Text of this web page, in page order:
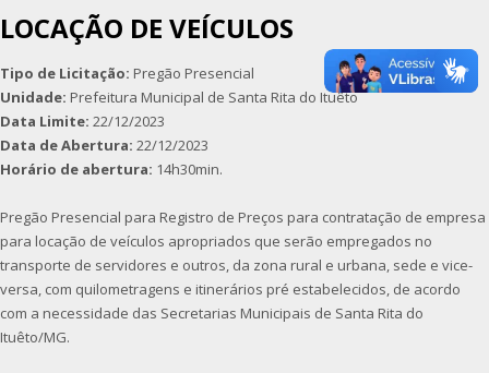
LOCAÇÃO DE VEÍCULOS
Tipo de Licitação: Pregão Presencial
Unidade: Prefeitura Municipal de Santa Rita do Ituêto
Data Limite: 22/12/2023
Data de Abertura: 22/12/2023
Horário de abertura: 14h30min.
Pregão Presencial para Registro de Preços para contratação de empresa
para locação de veículos apropriados que serão empregados no
transporte de servidores e outros, da zona rural e urbana, sede e vice-
versa, com quilometragens e itinerários pré estabelecidos, de acordo
com a necessidade das Secretarias Municipais de Santa Rita do
Ituêto/MG.